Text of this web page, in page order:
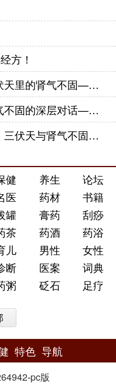
方！
手指头尖麻木挂什么科室，三伏天里的肾气不固——肾合jjn
左手手指头麻木怎么回事，肾气不固的深层对话——肾合jjn
女性睡到半夜手麻是什么原因：三伏天与肾气不固的深层对话
健 养生
论坛
医 药材
书籍
罐 膏药
刮痧
茶 药酒
药浴
儿 男性
女性
断 医案
词典
粥 砭石 足疗
特色 导航
-pc版